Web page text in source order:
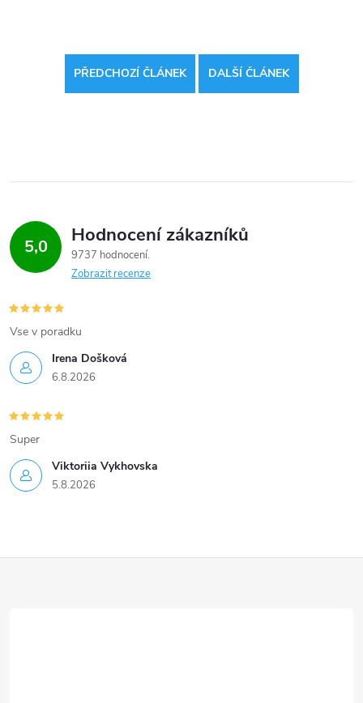
PŘEDCHOZÍ ČLÁNEK DALŠÍ ČLÁNEK
5,0 Hodnocení zákazníků
9737 hodnocení
Zobrazit recenze
Irena Došková
6.8.2026
Vse v poradku
Viktoriia Vykhovska
5.8.2026
Super